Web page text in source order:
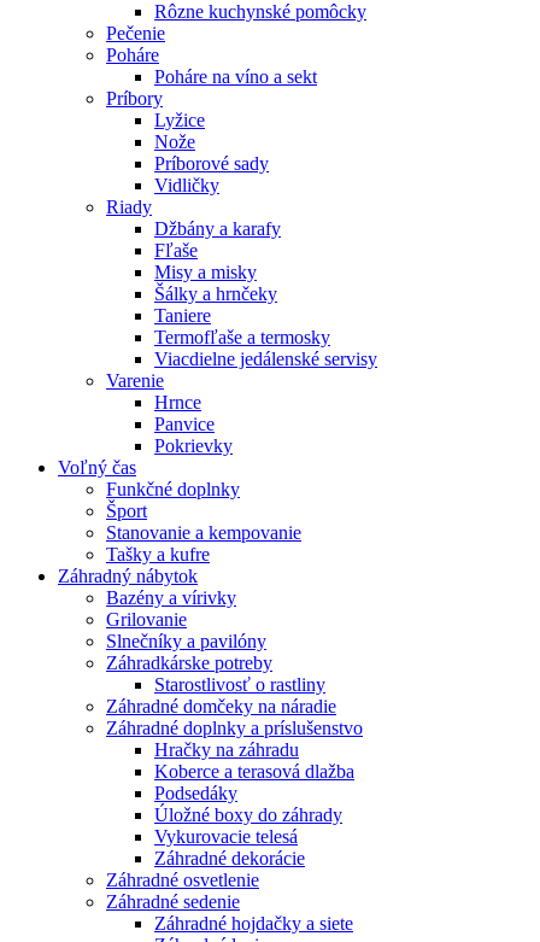
Rôzne kuchynské pomôcky
Pečenie
Poháre
Poháre na víno a sekt
Príbory
Lyžice
Nože
Príborové sady
Vidličky
Riady
Džbány a karafy
Fľaše
Misy a misky
Šálky a hrnčeky
Taniere
Termofľaše a termosky
Viacdielne jedálenské servisy
Varenie
Hrnce
Panvice
Pokrievky
Voľný čas
Funkčné doplnky
Šport
Stanovanie a kempovanie
Tašky a kufre
Záhradný nábytok
Bazény a vírivky
Grilovanie
Slnečníky a pavilóny
Záhradkárske potreby
Starostlivosť o rastliny
Záhradné domčeky na náradie
Záhradné doplnky a príslušenstvo
Hračky na záhradu
Koberce a terasová dlažba
Podsedáky
Úložné boxy do záhrady
Vykurovacie telesá
Záhradné dekorácie
Záhradné osvetlenie
Záhradné sedenie
Záhradné hojdačky a siete